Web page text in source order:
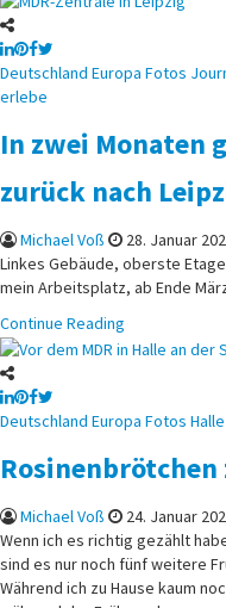
Posted
in
Deutschland Europa Fotos
erlebe
In zwei Monaten
zurück nach
Michael Voß
28. Januar
Linkes Gebäude, oberste
mein Arbeitsplatz, ab Ende
Continue Reading
Posted
Deutschland Europa Fotos Halle
Michael Voß
24. Januar
Wenn ich es richtig gezählt
sind es nur noch fünf weitere
Während ich zu Hause kaum